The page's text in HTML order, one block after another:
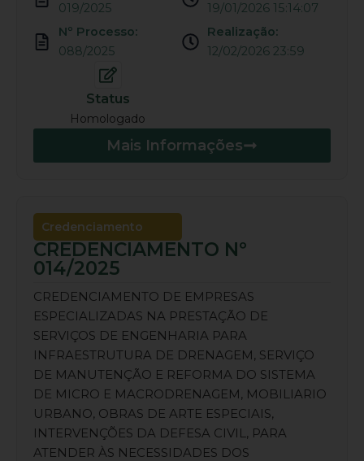
019/2025
Nº Processo:
088/2025
19/01/2026 15:14:07
Realização:
12/02/2026 23:59
Status
Homologado
Mais Informações
Credenciamento
CREDENCIAMENTO Nº
014/2025
CREDENCIAMENTO DE EMPRESAS
ESPECIALIZADAS NA PRESTAÇÃO DE
SERVIÇOS DE ENGENHARIA PARA
INFRAESTRUTURA DE DRENAGEM, SERVIÇO
DE MANUTENÇÃO E REFORMA DO SISTEMA
DE MICRO E MACRODRENAGEM, MOBILIARIO
URBANO, OBRAS DE ARTE ESPECIAIS,
INTERVENÇÕES DA DEFESA CIVIL, PARA
ATENDER ÀS NECESSIDADES DOS